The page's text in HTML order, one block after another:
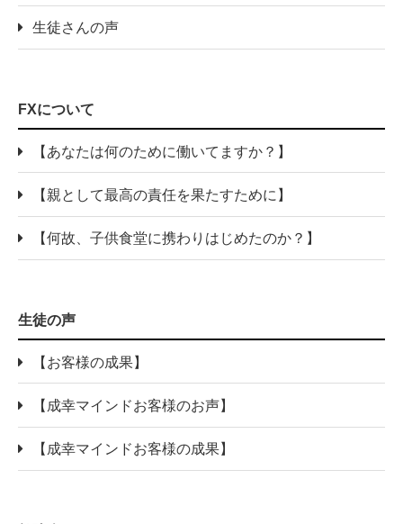
生徒さんの声
FXについて
【あなたは何のために働いてますか？】
【親として最高の責任を果たすために】
【何故、子供食堂に携わりはじめたのか？】
生徒の声
【お客様の成果】
【成幸マインドお客様のお声】
【成幸マインドお客様の成果】